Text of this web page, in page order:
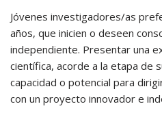
Jóvenes investigadores/as
años, que inicien o deseen
independiente. Presentar una
científica, acorde a la etapa de
capacidad o potencial para
con un proyecto innovador e